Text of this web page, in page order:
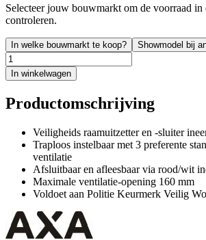
Selecteer jouw bouwmarkt om de voorraad
controleren.
In welke bouwmarkt te koop? Showmodel bij
In winkelwagen
Productomschrijving
Veiligheids raamuitzetter en -sluiter
Traploos instelbaar met 3 preferente
ventilatie
Afsluitbaar en afleesbaar via rood/wit
Maximale ventilatie-opening 160 mm
Voldoet aan Politie Keurmerk Veilig